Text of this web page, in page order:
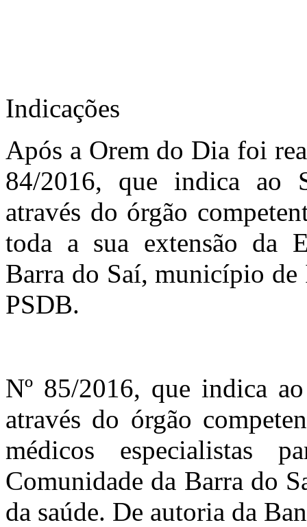
Indicações
Após a Orem do Dia foi
84/2016, que indica ao
através do órgão
toda a sua extensão da
Barra do Saí, município de
PSDB.
Nº 85/2016, que indica
através do órgão
médicos especialistas
Comunidade da Barra do
da saúde. De autoria da